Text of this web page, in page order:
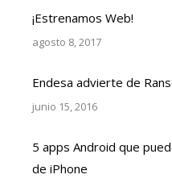
¡Estrenamos Web!
agosto 8, 2017
Endesa advierte de
junio 15, 2016
5 apps Android que
de iPhone